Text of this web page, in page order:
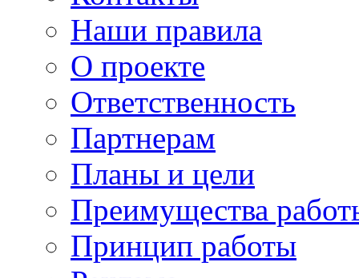
Наши правила
О проекте
Ответственность
Партнерам
Планы и цели
Преимущества
Принцип работы